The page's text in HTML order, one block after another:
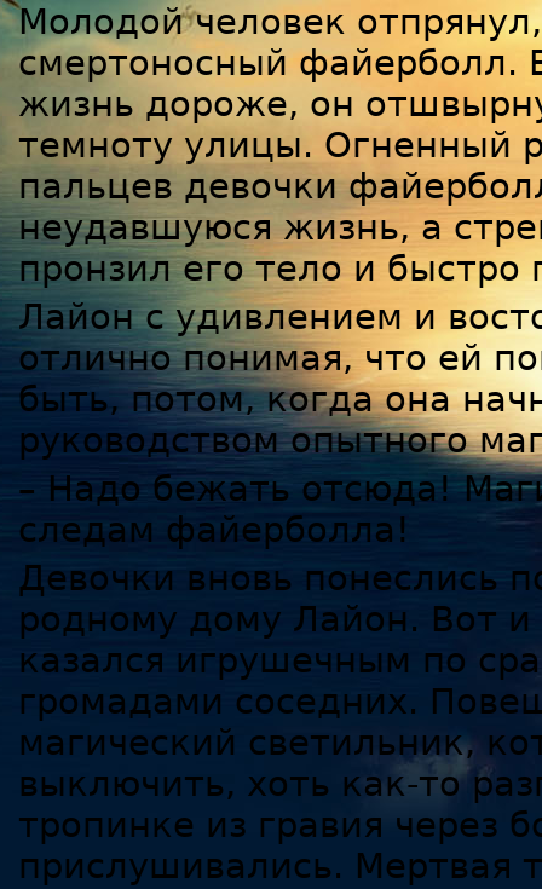
Молодой человек
смертоносный файерболл.
жизнь дороже, он
темноту улицы. Огненный
пальцев девочки
неудавшуюся жизнь, а
пронзил его тело и быстро
Лайон с удивлением и
отлично понимая, что ей
быть, потом, когда она
руководством опытного
– Надо бежать отсюда!
следам файерболла!
Девочки вновь понеслись
родному дому Лайон. Вот
казался игрушечным по
громадами соседних.
магический светильник,
выключить, хоть как-то
тропинке из гравия через
прислушивались. Мертвая